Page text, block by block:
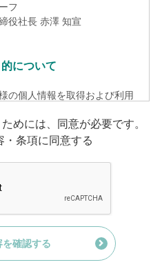
フ
役社長 赤澤 知宣
について
の個人情報を取得および利用
応、アフターサービス、その
施のため
ン実施等、当社事業活動に関
のため
成及び分析結果の利用のため
際、オペレーター又はスタッ
上のため
めには、同意が必要です。
・条項に同意する
を確認する